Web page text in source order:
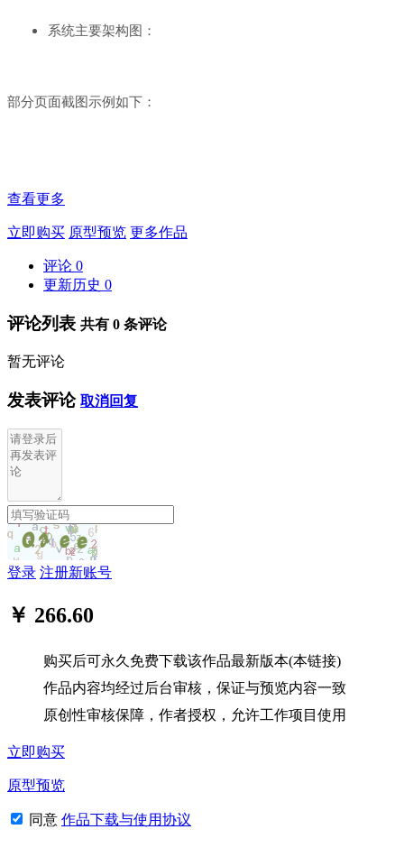
系统主要架构图：
部分页面截图示例如下：
查看更多
立即购买 原型预览 更多作品
评论 0
更新历史 0
评论列表 共有 0 条评论
暂无评论
发表评论 取消回复
登录 注册新账号
￥ 266.60
购买后可永久免费下载该作品最新版本(本链接)
作品内容均经过后台审核，保证与预览内容一致
原创性审核保障，作者授权，允许工作项目使用
立即购买
原型预览
同意 作品下载与使用协议